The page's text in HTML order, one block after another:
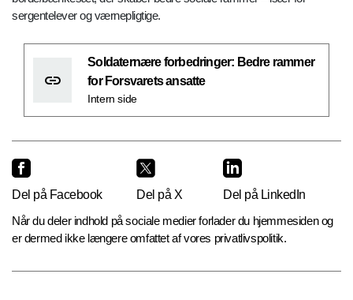
sergentelever og værnepligtige.
Soldaternære forbedringer: Bedre rammer
for Forsvarets ansatte
Intern side
Del på Facebook Del på X
Del på LinkedIn
Når du deler indhold på sociale medier forlader du hjemmesiden og
er dermed ikke længere omfattet af vores privatlivspolitik.